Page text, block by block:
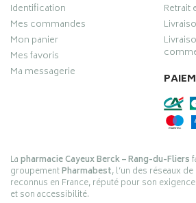
Identification
Mes commandes
Mon panier
Mes favoris
Ma messagerie
Retrait
Lapharmacie Cayeux Berck – Rang-du-Fliers
groupementPharmabest, l’un des réseaux
reconnus en France, réputé pour son
et son accessibilité.